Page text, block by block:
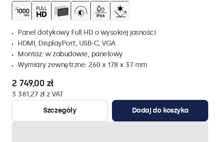
Panel dotykowy Full HD o wysokiej jasności
HDMI, DisplayPort, USB-C, VGA
Montaz: w zabudowie, panelowy
Wymiary zewnętrzne: 260 x 178 x 37 mm
2 749,00 zł
3 381,27 zł z VAT
Szczegóły
Dodaj do koszyka